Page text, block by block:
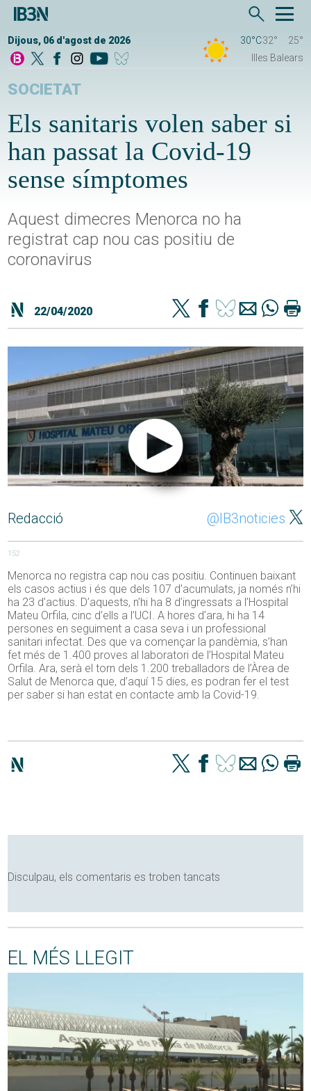
Dijous, 06 d'agost de 2026 30°C32°
25°
Illes Balears
SOCIETAT
Els sanitaris volen saber si
han passat la Covid-19
sense símptomes
Aquest dimecres Menorca no ha
registrat cap nou cas positiu de
coronavirus
22/04/2020
Redacció @IB3noticies
152
Menorca no registra cap nou cas positiu. Continuen baixant
els casos actius i és que dels 107 d’acumulats, ja només n’hi
ha 23 d’actius. D’aquests, n’hi ha 8 d’ingressats a l’Hospital
Mateu Orfila, cinc d’ells a l’UCI. A hores d’ara, hi ha 14
persones en seguiment a casa seva i un professional
sanitari infectat. Des que va començar la pandèmia, s’han
fet més de 1.400 proves al laboratori de l’Hospital Mateu
Orfila. Ara, serà el torn dels 1.200 treballadors de l’Àrea de
Salut de Menorca que, d’aquí 15 dies, es podran fer el test
per saber si han estat en contacte amb la Covid-19.
Disculpau, els comentaris es troben tancats
EL MÉS LLEGIT